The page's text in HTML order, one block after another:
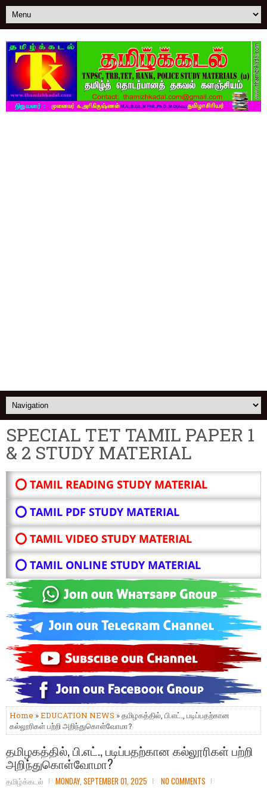
SPECIAL TET TAMIL PAPER 1
& 2 STUDY MATERIAL
⭕ TAMIL READING STUDY MATERIAL
⭕ TAMIL PDF STUDY MATERIAL
⭕ TAMIL VIDEO STUDY MATERIAL
⭕ TAMIL ONLINE STUDY MATERIAL
Home »EDUCATION NEWS » தமிழகத்தில், பி.எட்., படிப்பதற்கான
கல்லூரிகள் பற்றி அறிந்துகொள்வோமா?
தமிழகத்தில், பி.எட்., படிப்பதற்கான கல்லூரிகள் பற்றி
அறிந்துகொள்வோமா?
தமிழ்க்கடல் MONDAY, SEPTEMBER 01, 2025 NO COMMENTS